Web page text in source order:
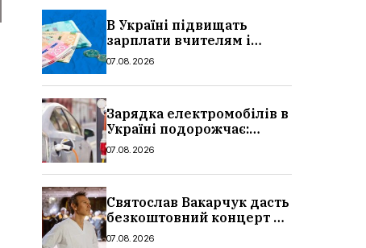
В Україні підвищать
зарплати вчителям і
стипендії студентам з 1
суми, розмір
07.08.2026
Зарядка електромобілів в
Україні подорожчає:
причина і нові ціни з
07.08.2026
Святослав Вакарчук дасть
безкоштовний концерт у
Львові: дата і місце
07.08.2026